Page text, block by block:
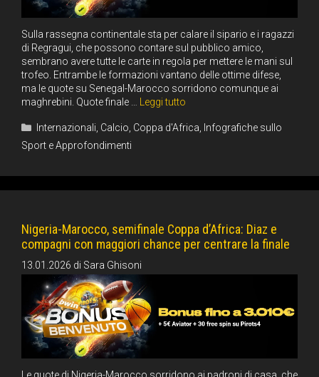
Sulla rassegna continentale sta per calare il sipario e i ragazzi
di Regragui, che possono contare sul pubblico amico,
sembrano avere tutte le carte in regola per mettere le mani sul
trofeo. Entrambe le formazioni vantano delle ottime difese,
ma le quote su Senegal-Marocco sorridono comunque ai
maghrebini. Quote finale …
Leggi tutto
Categorie
Internazionali Calcio Coppa d'Africa
Infografiche sullo
Sport e Approfondimenti
Nigeria-Marocco, semifinale Coppa d’Africa: Diaz e
compagni con maggiori chance per centrare la finale
13.01.2026 di Sara Ghisoni
Le quote di Nigeria-Marocco sorridono ai padroni di casa, che